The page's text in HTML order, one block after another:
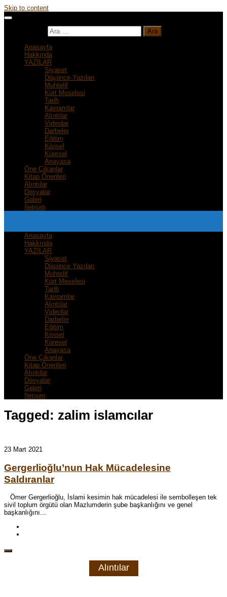
Skip to content
Anasayfa
Hakkında
YAZILAR
Siyaset
Düşünce Yazıları
Muhtelif
Kürt Meselesi
Tarih
Kavramlar
Alıntılar
Videolar
Darbeler
Eğitim
Kişisel
Küresel
Anayasa
Öne Çıkanlar
Kitap Önerileri
Alıntılar
Dosyalar
Galeri
İletişim
Anasayfa
Hakkında
YAZILAR
Siyaset
Düşünce Yazıları
Muhtelif
Kürt Meselesi
Tarih
Kavramlar
Alıntılar
Videolar
Darbeler
Eğitim
Kişisel
Küresel
Anayasa
Öne Çıkanlar
Kitap Önerileri
Alıntılar
Dosyalar
Galeri
İletişim
Tagged: zalim islamcılar
23 Mart 2021
Gergerlioğlu’nun Hak Mücadelesine
Saldıranlar
Ömer Gergerlioğlu, İslami kesimin hak mücadelesi ile sembolleşen tek
sivil toplum örgütü olan Mazlumderin şube başkanlığını ve genel
başkanlığını...
Alıntılar